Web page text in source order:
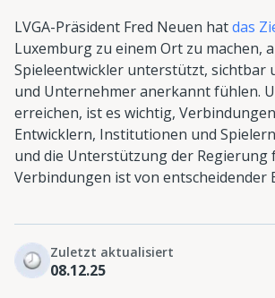
LVGA-Präsident Fred Neuen hatdas
Luxemburg zu einem Ort zu machen,
Spieleentwickler unterstützt, sichtbar
und Unternehmer anerkannt fühlen.
erreichen, ist es wichtig,
Entwicklern, Institutionen und
und die Unterstützung der Regierung
Verbindungen ist von entscheidender
Zuletzt aktualisiert
08.12.25